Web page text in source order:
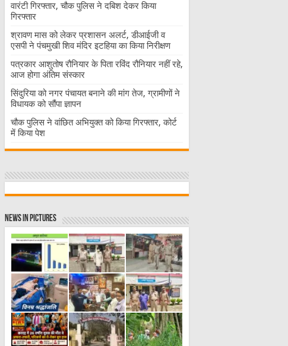
वारंटी गिरफ्तार, चौक पुलिस ने दबिश देकर किया
गिरफ्तार
श्रावण मास को लेकर प्रशासन अलर्ट, डीआईजी व
एसपी ने पंचमुखी शिव मंदिर इटहिया का किया निरीक्षण
पत्रकार आशुतोष रौनियार के पिता रविंद रौनियार नहीं रहे,
आज होगा अंतिम संस्कार
सिंदुरिया को नगर पंचायत बनाने की मांग तेज, ग्रामीणों ने
विधायक को सौंपा ज्ञापन
चौक पुलिस ने वांछित अभियुक्त को किया गिरफ्तार, कोर्ट
में किया पेश
News in Pictures